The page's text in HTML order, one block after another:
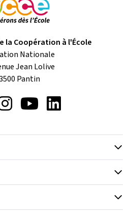
la Coopération à l'École
Nationale
Jean Lolive
Pantin
InstagramYouTube